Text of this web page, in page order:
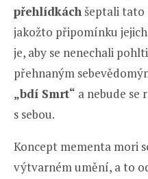
přehlídkáchšeptali tato
jakožto připomínku
je, aby se nenechali
přehnaným
„bdí Smrt“ a nebude se
s sebou.
Koncept mementa mori
výtvarném umění, a to